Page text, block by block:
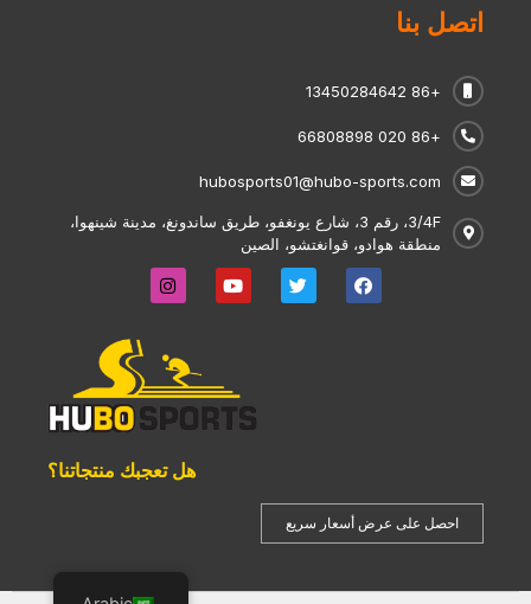
اتصل بنا
+86 13450284642
+86 020 66808898
hubosports01@hubo-sports.com
3/4F، رقم 3، شارع يونغفو، طريق ساندونغ، مدينة شينهوا،
منطقة هوادو، قوانغتشو، الصين
هل تعجبك منتجاتنا؟
احصل على عرض أسعار سريع